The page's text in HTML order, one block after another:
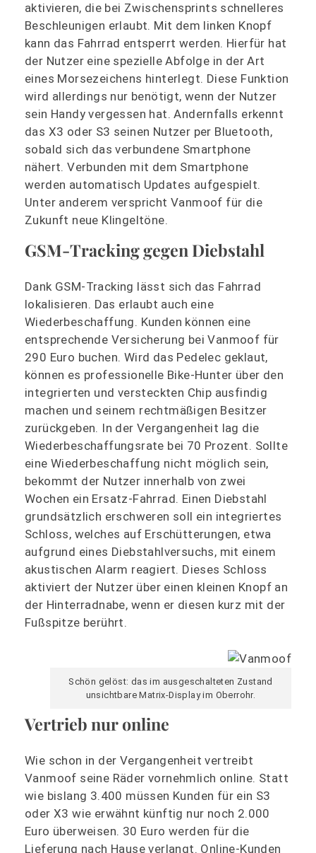
aktivieren, die bei Zwischensprints schnelleres
Beschleunigen erlaubt. Mit dem linken Knopf
kann das Fahrrad entsperrt werden. Hierfür hat
der Nutzer eine spezielle Abfolge in der Art
eines Morsezeichens hinterlegt. Diese Funktion
wird allerdings nur benötigt, wenn der Nutzer
sein Handy vergessen hat. Andernfalls erkennt
das X3 oder S3 seinen Nutzer per Bluetooth,
sobald sich das verbundene Smartphone
nähert. Verbunden mit dem Smartphone
werden automatisch Updates aufgespielt.
Unter anderem verspricht Vanmoof für die
Zukunft neue Klingeltöne.
GSM-Tracking gegen Diebstahl
Dank GSM-Tracking lässt sich das Fahrrad
lokalisieren. Das erlaubt auch eine
Wiederbeschaffung. Kunden können eine
entsprechende Versicherung bei Vanmoof für
290 Euro buchen. Wird das Pedelec geklaut,
können es professionelle Bike-Hunter über den
integrierten und versteckten Chip ausfindig
machen und seinem rechtmäßigen Besitzer
zurückgeben. In der Vergangenheit lag die
Wiederbeschaffungsrate bei 70 Prozent. Sollte
eine Wiederbeschaffung nicht möglich sein,
bekommt der Nutzer innerhalb von zwei
Wochen ein Ersatz-Fahrrad. Einen Diebstahl
grundsätzlich erschweren soll ein integriertes
Schloss, welches auf Erschütterungen, etwa
aufgrund eines Diebstahlversuchs, mit einem
akustischen Alarm reagiert. Dieses Schloss
aktiviert der Nutzer über einen kleinen Knopf an
der Hinterradnabe, wenn er diesen kurz mit der
Fußspitze berührt.
Schön gelöst: das im ausgeschalteten Zustand
unsichtbare Matrix-Display im Oberrohr.
Vertrieb nur online
Wie schon in der Vergangenheit vertreibt
Vanmoof seine Räder vornehmlich online. Statt
wie bislang 3.400 müssen Kunden für ein S3
oder X3 wie erwähnt künftig nur noch 2.000
Euro überweisen. 30 Euro werden für die
Lieferung nach Hause verlangt. Online-Kunden